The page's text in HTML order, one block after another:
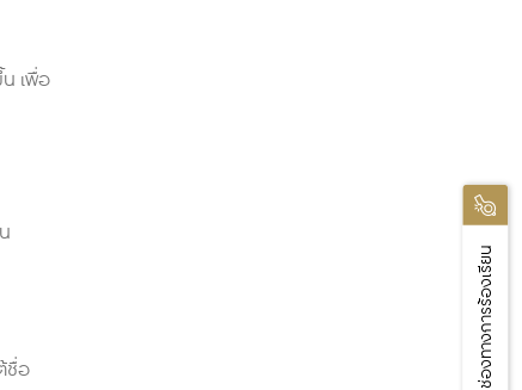
เพื่อ
ชื่อ
ช่องทางการร้องเรียน